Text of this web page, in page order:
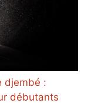
djembé :
débutants